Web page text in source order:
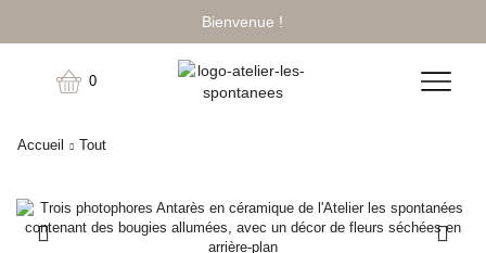
Bienvenue !
0
Accueil Tout